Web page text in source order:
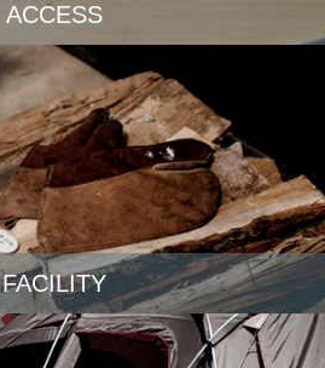
ACCESS
FACILITY